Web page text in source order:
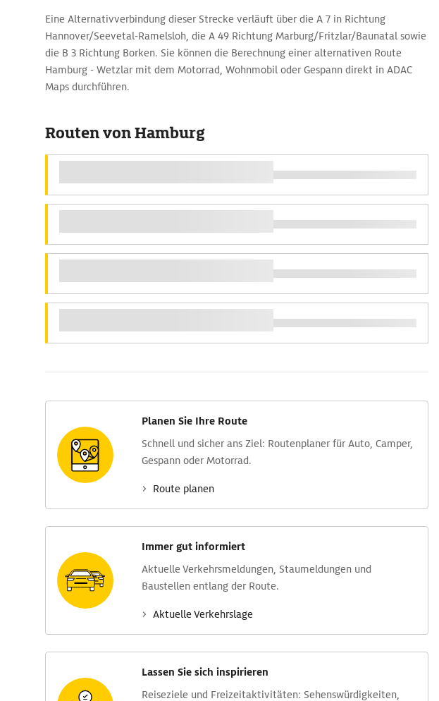
Eine Alternativverbindung dieser Strecke verläuft über die A 7 in Richtung
Hannover/Seevetal-Ramelsloh, die A 49 Richtung Marburg/Fritzlar/Baunatal sowie
die B 3 Richtung Borken. Sie können die Berechnung einer alternativen Route
Hamburg - Wetzlar mit dem Motorrad, Wohnmobil oder Gespann direkt in ADAC
Maps durchführen.
Routen von Hamburg
Planen Sie Ihre Route
Schnell und sicher ans Ziel: Routen­planer für Auto, Camper,
Gespann oder Motorrad.
Route planen
Immer gut informiert
Aktuelle Verkehrs­meldungen, Stau­meldungen und
Baustellen entlang der Route.
Aktuelle Verkehrs­lage
Lassen Sie sich inspirieren
Reise­ziele und Freizeit­aktivitäten: Sehens­würdig­keiten,